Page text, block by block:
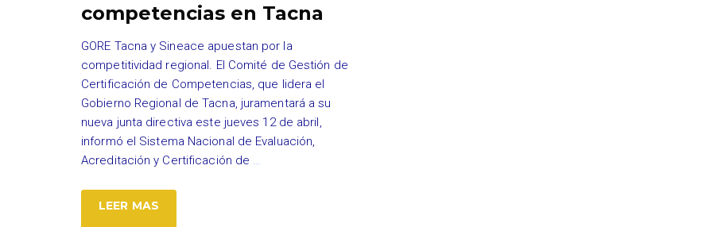
competencias en Tacna
GORE Tacna y Sineace apuestan por la
competitividad regional. El Comité de Gestión de
Certificación de Competencias, que lidera el
Gobierno Regional de Tacna, juramentará a su
nueva junta directiva este jueves 12 de abril,
informó el Sistema Nacional de Evaluación,
Acreditación y Certificación de …
LEER MAS